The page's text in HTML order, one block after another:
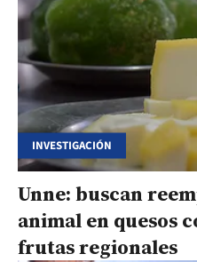
INVESTIGACIÓN
Unne: buscan
animal en quesos
frutas regionales